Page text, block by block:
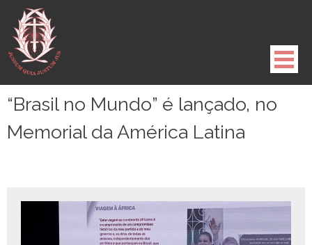
para
conteúdo
“Brasil no Mundo” é lançado, no
Memorial da América Latina